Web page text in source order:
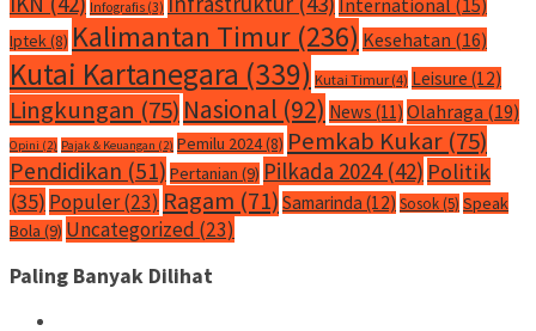
Infografis (3)
Iptek(8) Kalimantan Timur (236) Kesehatan (16)
Kutai Kartanegara (339) Kutai Timur (4) Leisure (12)
Lingkungan (75) Nasional (92) News (11) Olahraga (19)
Opini (2) Pajak & Keuangan (2) Pemilu 2024(8) Pemkab Kukar (75)
Pendidikan (51) Pertanian (9) Pilkada 2024(42) Politik
(35) Populer(23) Ragam (71) Samarinda (12) Sosok(5) Speak
Bola (9) Uncategorized (23)
Paling Banyak Dilihat